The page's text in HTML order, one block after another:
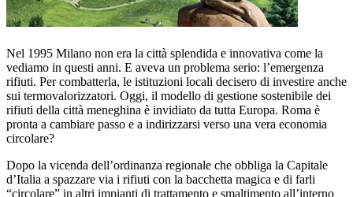
Nel 1995 Milano non era la città splendida e innovativa come la
vediamo in questi anni. E aveva un problema serio: l’emergenza
rifiuti. Per combatterla, le istituzioni locali decisero di investire anche
sui termovalorizzatori. Oggi, il modello di gestione sostenibile dei
rifiuti della città meneghina è invidiato da tutta Europa. Roma è
pronta a cambiare passo e a indirizzarsi verso una vera economia
circolare?
Dopo la vicenda dell’ordinanza regionale che obbliga la Capitale
d’Italia a spazzare via i rifiuti con la bacchetta magica e di farli
“circolare” in altri impianti di trattamento e smaltimento all’interno